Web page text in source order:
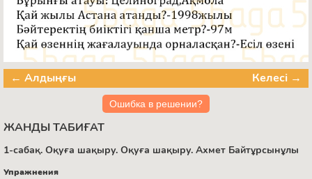
← Алдыңғы Келесі →
Ошибка в решении?
ЖАНДЫ ТАБИҒАТ
1-сабақ. Оқуға шақыру. Оқуға шақыру. Ахмет Байтұрсынұлы
Упражнения